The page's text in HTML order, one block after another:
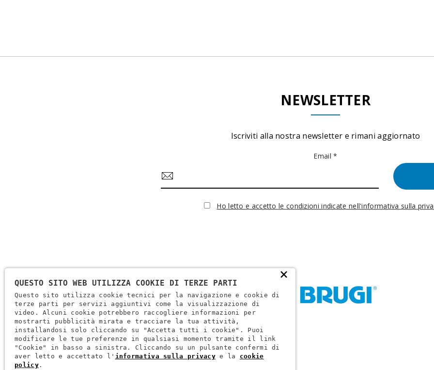
NEWSLETTER
Iscriviti alla nostra newsletter e rimani aggiornato
Email *
Ho letto e accetto le condizioni indicate nell'informativa sulla
Ragione Sociale: Brugi S.p.A. Creazioni Sportive
Partita IVA IT0088069 023 5
Codice Fiscale E Iscrizione Reg. Impr. Verona 0051416 024 1
REA 166179 Verona -Cap. Soc. € 10.000.000 I.v. - Posiz. Meccanogr. VR 002505
×
QUESTO SITO WEB UTILIZZA COOKIE DI TERZE PARTI
Questo sito utilizza cookie tecnici per la navigazione e cookie di
terze parti per servizi aggiuntivi come la visualizzazione di
video. Alcuni cookie potrebbero raccogliere informazioni per
mostrarti pubblicità mirata e tracciare la tua attività,
installandosi solo cliccando su "Accetta tutti i cookie". Puoi
modificare le tue preferenze in qualsiasi momento tramite il link
"Cookie" in basso a sinistra. Cliccando su un pulsante confermi di
aver letto e accettato l' informativa sulla privacy e la cookie
policy.